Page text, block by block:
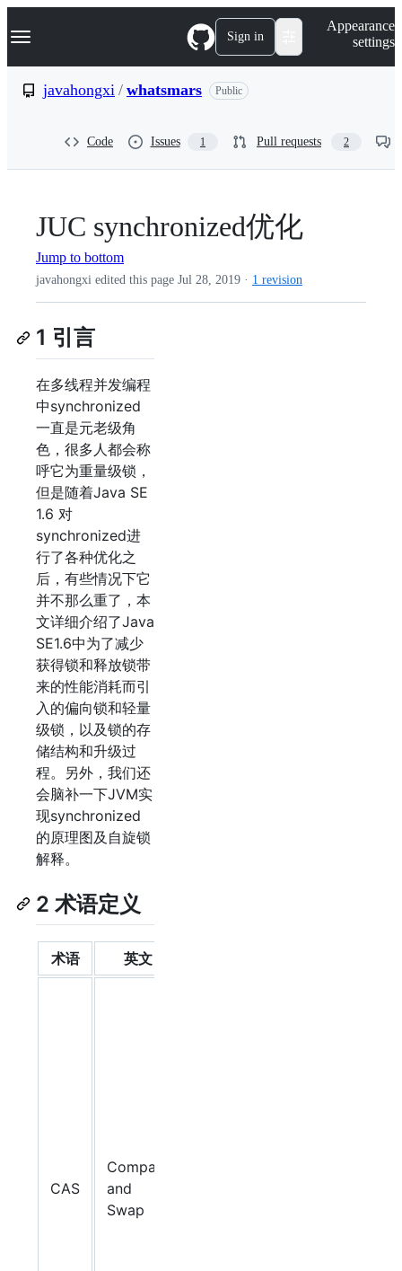
k
p
Navigation Menu Sign in
Appearance
settings
javahongxi / whatsmars Public
Code Issues 1 Pull requests 2
JUC synchronized优化
Jump to bottom
javahongxi edited this page Jul 28, 2019 · 1 revision
1 引言
在多线程并发编程
中synchronized
一直是元老级角
色，很多人都会称
呼它为重量级锁，
但是随着Java SE
1.6 对
synchronized进
行了各种优化之
后，有些情况下它
并不那么重了，本
文详细介绍了Java
SE1.6中为了减少
获得锁和释放锁带
来的性能消耗而引
入的偏向锁和轻量
级锁，以及锁的存
储结构和升级过
程。另外，我们还
会脑补一下JVM实
现synchronized
的原理图及自旋锁
解释。
2 术语定义
术语 英文
CAS
Compare
and
Swap